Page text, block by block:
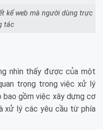
kế web mà người dùng trực
tác
nhìn thấy được của một
trọng trong việc xử lý
bao gồm việc xây dựng cơ
xử lý các yêu cầu từ phía